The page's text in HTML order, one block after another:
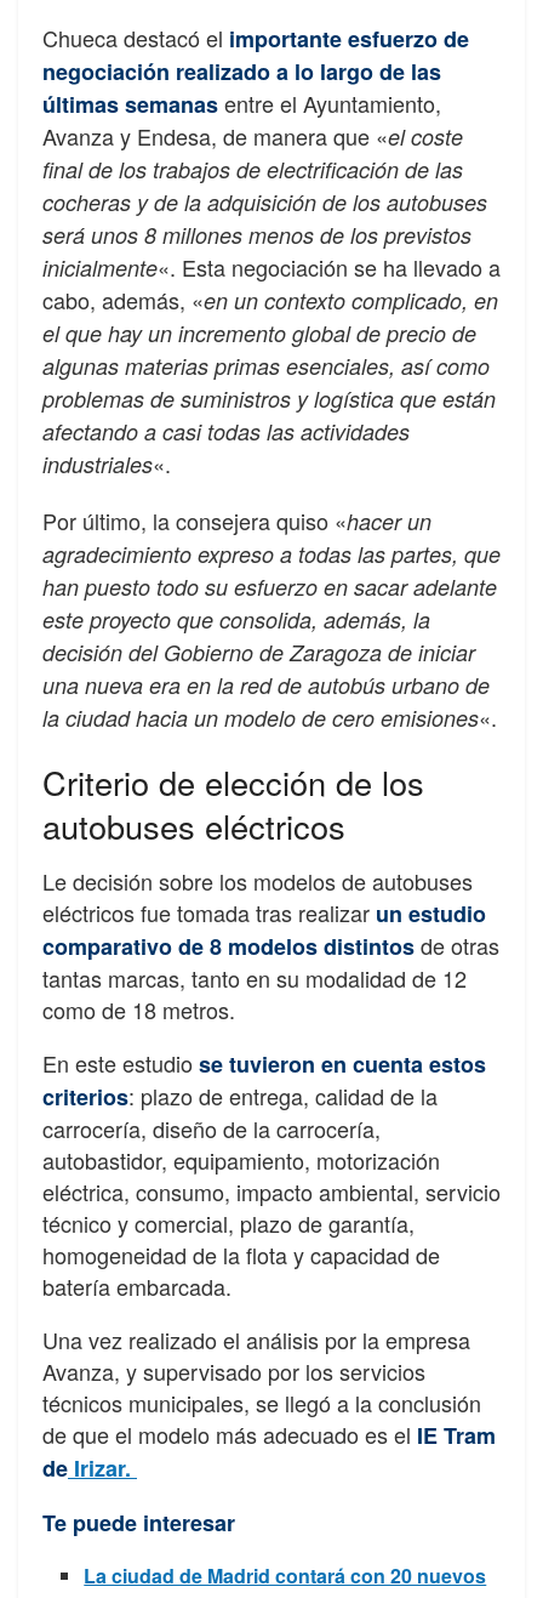
Chueca destacó el importante esfuerzo de
negociación realizado a lo largo de las
últimas semanasentre el Ayuntamiento,
Avanza y Endesa, de manera que «el coste
final de los trabajos de electrificación de las
cocheras y de la adquisición de los autobuses
será unos 8 millones menos de los previstos
inicialmente«. Esta negociación se ha llevado a
cabo, además, «en un contexto complicado, en
el que hay un incremento global de precio de
algunas materias primas esenciales, así como
problemas de suministros y logística que están
afectando a casi todas las actividades
industriales«.
Por último, la consejera quiso «hacer un
agradecimiento expreso a todas las partes, que
han puesto todo su esfuerzo en sacar adelante
este proyecto que consolida, además, la
decisión del Gobierno de Zaragoza de iniciar
una nueva era en la red de autobús urbano de
la ciudad hacia un modelo de cero emisiones«.
Criterio de elección de los
autobuses eléctricos
Le decisión sobre los modelos de autobuses
eléctricos fue tomada tras realizar un estudio
comparativo de 8 modelos distintosde otras
tantas marcas, tanto en su modalidad de 12
como de 18 metros.
En este estudio se tuvieron en cuenta estos
criterios: plazo de entrega, calidad de la
carrocería, diseño de la carrocería,
autobastidor, equipamiento, motorización
eléctrica, consumo, impacto ambiental, servicio
técnico y comercial, plazo de garantía,
homogeneidad de la flota y capacidad de
batería embarcada.
Una vez realizado el análisis por la empresa
Avanza, y supervisado por los servicios
técnicos municipales, se llegó a la conclusión
de que el modelo más adecuado es el IE Tram
de Irizar.
Te puede interesar
La ciudad de Madrid contará con 20 nuevos